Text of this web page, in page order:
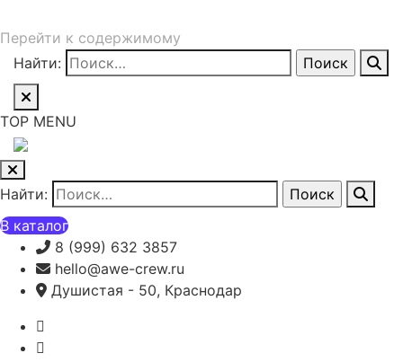
Перейти к содержимому
Найти:
TOP MENU
Найти:
В каталог
8 (999) 632 3857
hello@awe-crew.ru
Душистая - 50, Краснодар